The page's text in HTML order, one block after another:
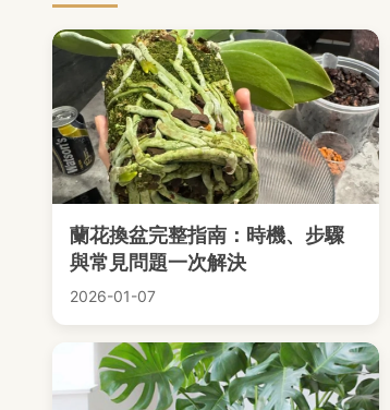
蘭花換盆完整指南：時機、步驟
與常見問題一次解決
2026-01-07